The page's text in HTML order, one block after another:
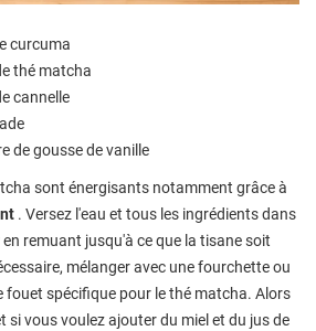
curcuma
thé matcha
cannelle
de gousse de vanille
sont énergisants notamment grâce à
. Versez l'eau et tous les ingrédients dans
remuant jusqu'à ce que la tisane soit
mélanger avec une fourchette ou
fouet spécifique pour le thé matcha. Alors
si vous voulez ajouter du miel et du jus de